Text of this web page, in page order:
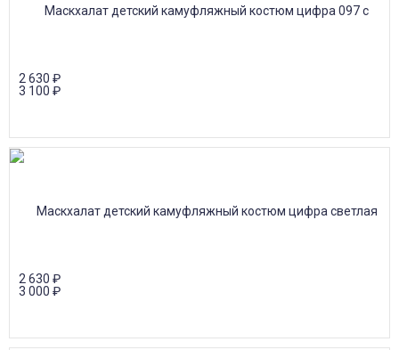
2 630 ₽
3 100 ₽
2 630 ₽
3 000 ₽